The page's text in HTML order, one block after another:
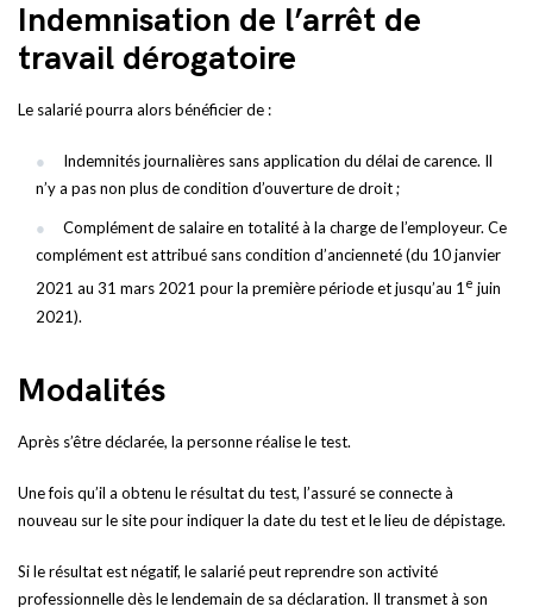
Indemnisation de l’arrêt de
travail dérogatoire
Le salarié pourra alors bénéficier de :
Indemnités journalières sans application du délai de carence. Il
n’y a pas non plus de condition d’ouverture de droit ;
Complément de salaire en totalité à la charge de l’employeur. Ce
complément est attribué sans condition d’ancienneté (du 10 janvier
2021 au 31 mars 2021 pour la première période et jusqu’au 1e juin
2021).
Modalités
Après s’être déclarée, la personne réalise le test.
Une fois qu’il a obtenu le résultat du test, l’assuré se connecte à
nouveau sur le site pour indiquer la date du test et le lieu de dépistage.
Si le résultat est négatif, le salarié peut reprendre son activité
professionnelle dès le lendemain de sa déclaration. Il transmet à son